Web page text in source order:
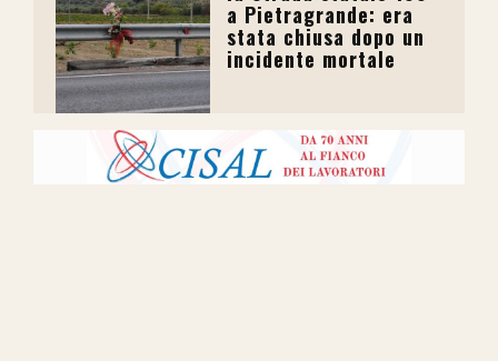
a Pietragrande: era
stata chiusa dopo un
incidente mortale